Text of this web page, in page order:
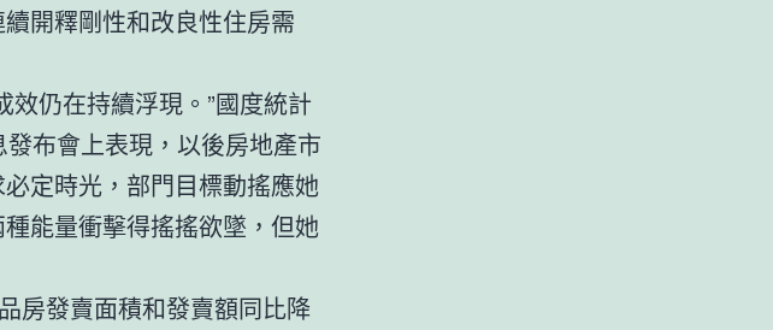
開釋剛性和改良性住房需
效仍在持續浮現。”國度統計
布會上表現，以後房地產市
定時光，部門目標動搖應她
能量衝擊得搖搖欲墜，但她
房發賣面積和發賣額同比降